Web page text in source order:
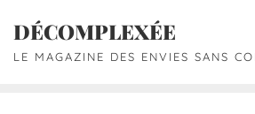
DÉCOMPLEXÉE
LE MAGAZINE DES ENVIES SANS